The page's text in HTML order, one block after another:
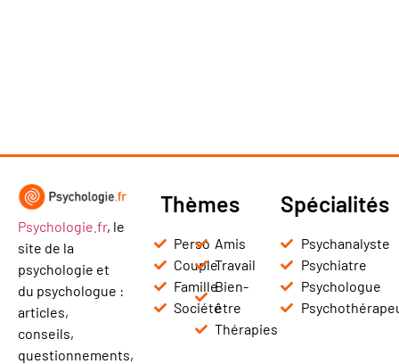
Psychologie.fr, le
site de la
psychologie et
du psychologue :
articles,
conseils,
questionnements,
Thèmes
Perso
Couple
Famille
Société
Amis
Travail
Bien-
être
Thérapies
Spécialités
Psychanalyste
Psychiatre
Psychologue